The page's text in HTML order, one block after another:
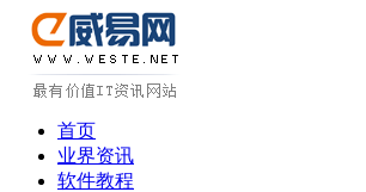
首页
业界资讯
软件教程